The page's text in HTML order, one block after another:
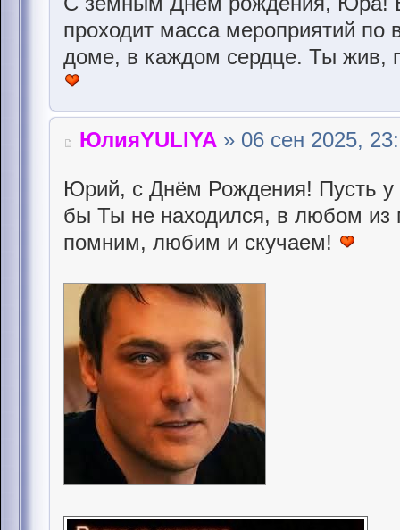
проходит масса мероприятий
доме, в каждом сердце. Ты жив,
ЮлияYULIYA » 06 сен 2025,
Юрий, с Днём Рождения! Пусть у
бы Ты не находился, в любом
помним, любим и скучаем!